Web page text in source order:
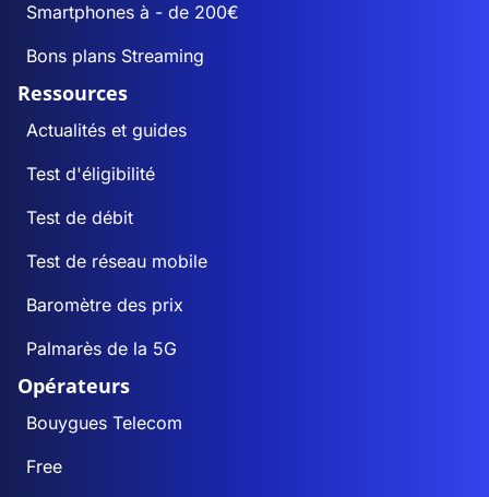
Smartphones à - de 200€
Bons plans Streaming
Ressources
Actualités et guides
Test d'éligibilité
Test de débit
Test de réseau mobile
Baromètre des prix
Palmarès de la 5G
Opérateurs
Bouygues Telecom
Free